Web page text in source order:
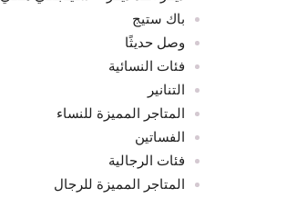
باك ستيج
وصل حديثًا
فئات النسائية
التنانير
المتاجر المميزة للنساء
الفساتين
فئات الرجالية
المتاجر المميزة للرجال